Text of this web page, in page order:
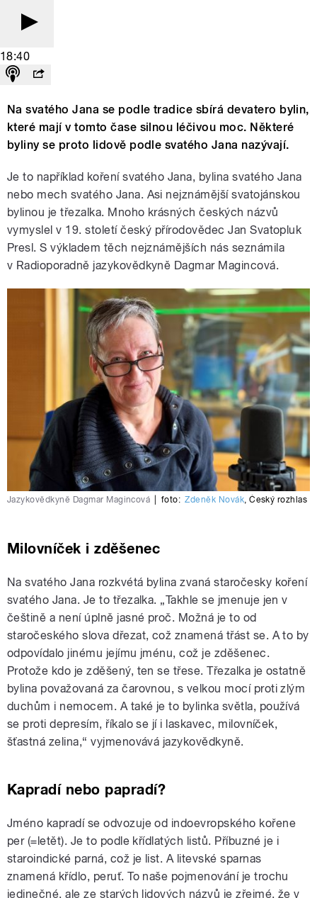
18:40
Na svatého Jana se podle tradice sbírá devatero bylin,
které mají v tomto čase silnou léčivou moc. Některé
byliny se proto lidově podle svatého Jana nazývají.
Je to například koření svatého Jana, bylina svatého Jana
nebo mech svatého Jana. Asi nejznámější svatojánskou
bylinou je třezalka. Mnoho krásných českých názvů
vymyslel v 19. století český přírodovědec Jan Svatopluk
Presl. S výkladem těch nejznámějších nás seznámila
v Radioporadně jazykovědkyně Dagmar Magincová.
Jazykovědkyně Dagmar Magincová foto: Zdeněk Novák,Český rozhlas
Milovníček i zděšenec
Na svatého Jana rozkvétá bylina zvaná staročesky koření
svatého Jana. Je to třezalka. „Takhle se jmenuje jen v
češtině a není úplně jasné proč. Možná je to od
staročeského slova dřezat, což znamená třást se. A to by
odpovídalo jinému jejímu jménu, což je zděšenec.
Protože kdo je zděšený, ten se třese. Třezalka je ostatně
bylina považovaná za čarovnou, s velkou mocí proti zlým
duchům i nemocem. A také je to bylinka světla, používá
se proti depresím, říkalo se jí i laskavec, milovníček,
šťastná zelina,“ vyjmenovává jazykovědkyně.
Kapradí nebo papradí?
Jméno kapradí se odvozuje od indoevropského kořene
per (=letět). Je to podle křídlatých listů. Příbuzné je i
staroindické parná, což je list. A litevské sparnas
znamená křídlo, peruť. To naše pojmenování je trochu
jedinečné, ale ze starých lidových názvů je zřejmé, že v